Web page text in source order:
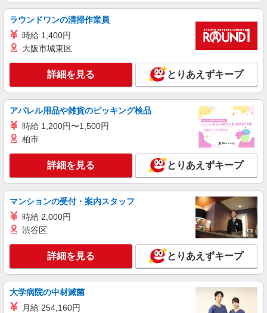
ラウンドワンの清掃作業員
時給 1,400円
大阪市城東区
詳細を見る とりあえずキープ
アパレル用品や雑貨のピッキング検品
時給 1,200円〜1,500円
柏市
詳細を見る とりあえずキープ
マンションの受付・案内スタッフ
時給 2,000円
渋谷区
詳細を見る とりあえずキープ
大学病院の中材滅菌
月給 254,160円